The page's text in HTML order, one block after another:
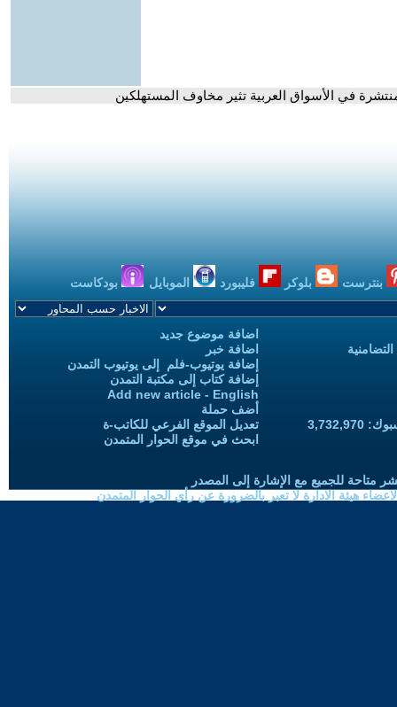
في الأسواق العربية تثير مخاوف المستهلكين
بنترست بلوكر فليبورد الموبايل بودكاست
اضافة موضوع جديد
اضافة خبر
إضافة يوتيوب-فلم إلى يوتيوب التمدن
إضافة كتاب إلى مكتبة التمدن
Add new article - English
أضف حملة
تعديل الموقع الفرعي للكاتب-ة
ابحث في موقع الحوار المتمدن
متاحة للجميع مع الإشارة إلى المصدر
هيئة الادارة لا تعبر بالضرورة عن رأي الحوار المتمدن